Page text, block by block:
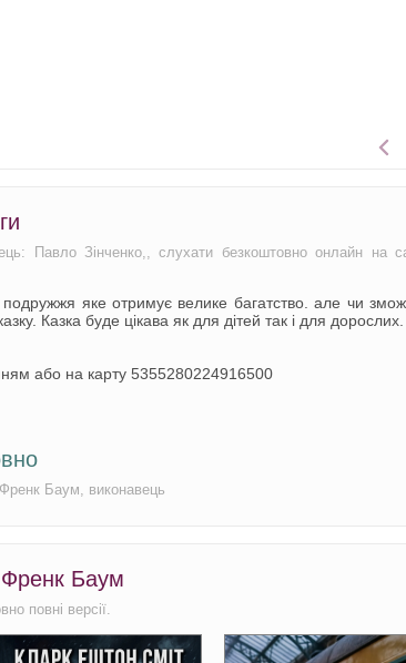
Павло Зінченко,, слухати безкоштовно онлайн на
яке отримує велике багатство. але чи
Казка буде цікава як для дітей так і для дорослих.
або на карту 5355280224916500
Баум, виконавець
Френк Баум
повні версії.